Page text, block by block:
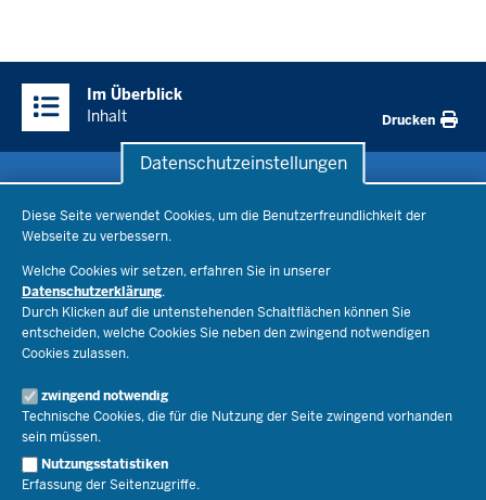
Datenschutzeinstellungen
Diese Seite verwendet Cookies, um die Benutzerfreundlichkeit der
Webseite zu verbessern.
Welche Cookies wir setzen, erfahren Sie in unserer
Datenschutzerklärung.
Durch Klicken auf die untenstehenden Schaltflächen können Sie
entscheiden, welche Cookies Sie neben den zwingend notwendigen
Cookies zulassen.
zwingend notwendig
Technische Cookies, die für die Nutzung der Seite zwingend vorhanden
sein müssen.
Nutzungsstatistiken
Erfassung der Seitenzugriffe.
Inhalte
Im Überblick
Inhalt
Drucken
Bildungsthemen
Lehrkräfte
Recht
Schulleben
Ministerium
Ministerin Dorothee Feller
Staatssekretär Dr. Urban Mauer
Open Government
Bibliothek
Veranstaltungen
Geschäftsbereich
Presse
Pressefotos
Social Media
Pressekontakt
Service
Schule(n) suchen
Kontakt
Der Weg zu uns